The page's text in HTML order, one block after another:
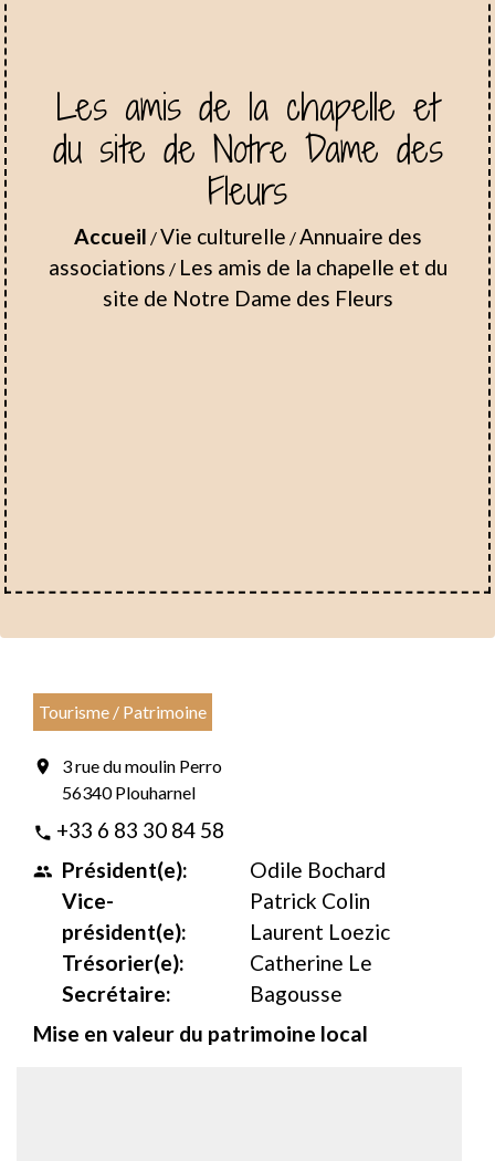
Les amis de la chapelle et
du site de Notre Dame des
Fleurs
Accueil /Vie culturelle /Annuaire des
associations / Les amis de la chapelle et du
site de Notre Dame des Fleurs
Tourisme / Patrimoine
location_on
3 rue du moulin Perro
56340 Plouharnel
phone +33 6 83 30 84 58
people Président(e):
Vice-
président(e):
Trésorier(e):
Secrétaire:
Odile Bochard
Patrick Colin
Laurent Loezic
Catherine Le
Bagousse
Mise en valeur du patrimoine local